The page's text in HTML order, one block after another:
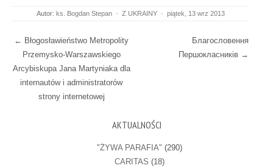
Autor: ks. Bogdan Stepan · Z UKRAINY · piątek, 13 wrz 2013
Post navigation
← Błogosławieństwo Metropolity
Przemysko-Warszawskiego
Arcybiskupa Jana Martyniaka dla
internautów i administratorów
strony internetowej
Благословення
Першокласників →
AKTUALNOŚCI
"ŻYWA PARAFIA" (290)
CARITAS (18)